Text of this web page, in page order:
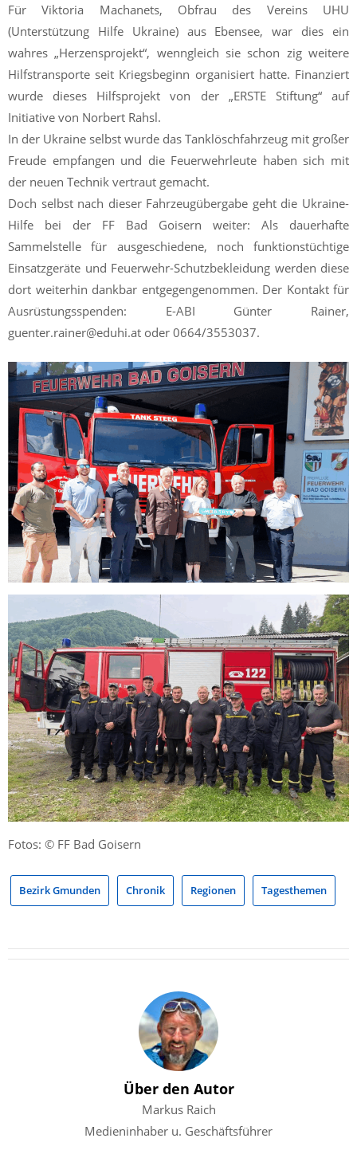
Für Viktoria Machanets, Obfrau des Vereins UHU
(Unterstützung Hilfe Ukraine) aus Ebensee, war dies ein
wahres „Herzensprojekt“, wenngleich sie schon zig weitere
Hilfstransporte seit Kriegsbeginn organisiert hatte. Finanziert
wurde dieses Hilfsprojekt von der „ERSTE Stiftung“ auf
Initiative von Norbert Rahsl.
In der Ukraine selbst wurde das Tanklöschfahrzeug mit großer
Freude empfangen und die Feuerwehrleute haben sich mit
der neuen Technik vertraut gemacht.
Doch selbst nach dieser Fahrzeugübergabe geht die Ukraine-
Hilfe bei der FF Bad Goisern weiter: Als dauerhafte
Sammelstelle für ausgeschiedene, noch funktionstüchtige
Einsatzgeräte und Feuerwehr-Schutzbekleidung werden diese
dort weiterhin dankbar entgegengenommen. Der Kontakt für
Ausrüstungsspenden: E-ABI Günter Rainer,
guenter.rainer@eduhi.at oder 0664/3553037.
Fotos: © FF Bad Goisern
Bezirk Gmunden Chronik Regionen Tagesthemen
Über den Autor
Markus Raich
Medieninhaber u. Geschäftsführer